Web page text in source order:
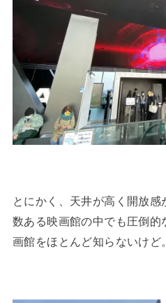
とにかく、天井が高く開放
数ある映画館の中でも圧倒
画館をほとんど知らないけど